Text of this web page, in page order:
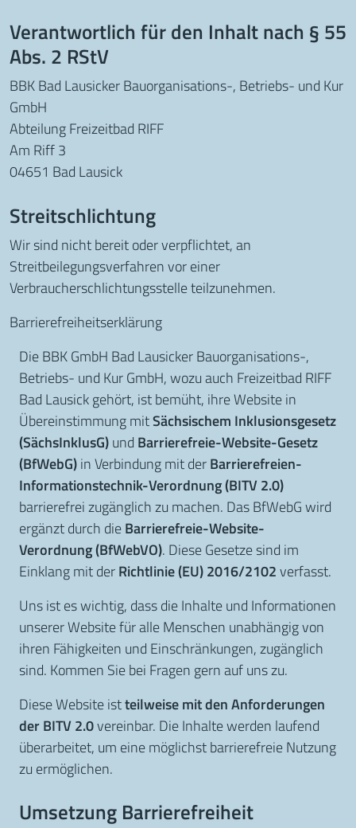
Verantwortlich für den Inhalt nach § 55
Abs. 2 RStV
BBK Bad Lausicker Bauorganisations-, Betriebs- und Kur
GmbH
Abteilung Freizeitbad RIFF
Am Riff 3
04651 Bad Lausick
Streitschlichtung
Wir sind nicht bereit oder verpflichtet, an
Streitbeilegungsverfahren vor einer
Verbraucherschlichtungsstelle teilzunehmen.
Barriere­freiheits­erklärung
Die BBK GmbH Bad Lausicker Bauorganisations-,
Betriebs- und Kur GmbH, wozu auch Freizeitbad RIFF
Bad Lausick gehört, ist bemüht, ihre Website in
Übereinstimmung mitSächsischem Inklusionsgesetz
(SächsInklusG)und Barrierefreie-Website-Gesetz
(BfWebG)in Verbindung mit derBarrierefreien-
Informationstechnik-Verordnung (BITV 2.0)
barrierefrei zugänglich zu machen. Das BfWebG wird
ergänzt durch dieBarrierefreie-Website-
Verordnung (BfWebVO). Diese Gesetze sind im
Einklang mit derRichtlinie (EU) 2016/2102verfasst.
Uns ist es wichtig, dass die Inhalte und Informationen
unserer Website für alle Menschen unabhängig von
ihren Fähigkeiten und Einschränkungen, zugänglich
sind. Kommen Sie bei Fragen gern auf uns zu.
Diese Website istteilweise mit den Anforderungen
der BITV 2.0vereinbar. Die Inhalte werden laufend
überarbeitet, um eine möglichst barrierefreie Nutzung
zu ermöglichen.
Umsetzung Barrierefreiheit